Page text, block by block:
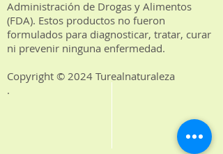
Administración de Drogas y Alimentos
(FDA). Estos productos no fueron
formulados para diagnosticar, tratar, curar
ni prevenir ninguna enfermedad.
Copyright © 2024 Turealnaturaleza
.